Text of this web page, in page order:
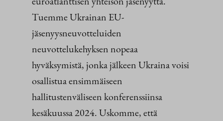
Tuemme Ukrainan EU-
jäsenyysneuvotteluiden
neuvottelukehyksen nopeaa
hyväksymistä, jonka jälkeen Ukraina voisi
osallistua ensimmäiseen
hallitustenväliseen konferenssiinsa
kesäkuussa 2024. Uskomme, että